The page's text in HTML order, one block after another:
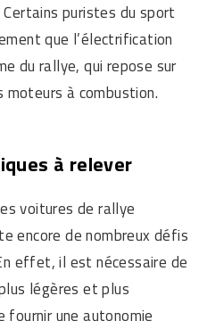
puristes du sport
que l’électrification
du rallye, qui repose sur
à combustion.
à relever
voitures de rallye
encore de nombreux défis
effet, il est nécessaire de
légères et plus
une autonomie